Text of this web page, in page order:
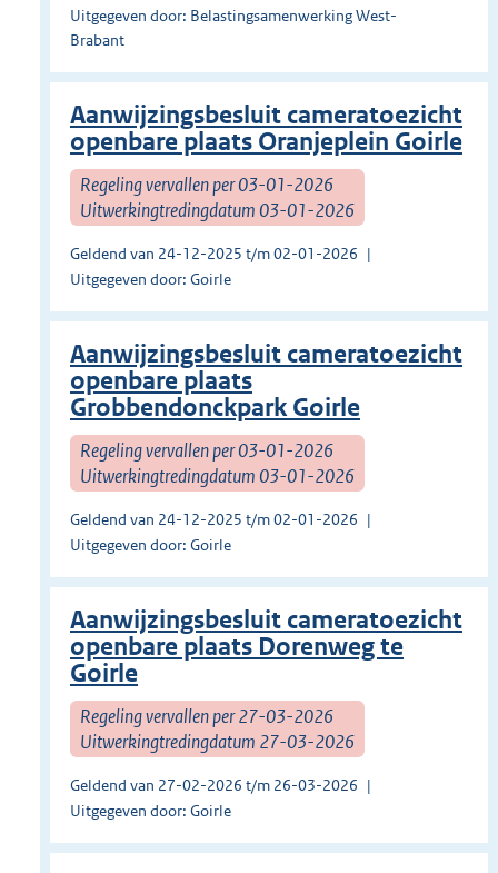
Uitgegeven door: Belastingsamenwerking West-
Brabant
Aanwijzingsbesluit cameratoezicht
openbare plaats Oranjeplein Goirle
Regeling vervallen per 03-01-2026
Uitwerkingtredingdatum 03-01-2026
Geldend van 24-12-2025 t/m 02-01-2026
Uitgegeven door: Goirle
Aanwijzingsbesluit cameratoezicht
openbare plaats
Grobbendonckpark Goirle
Regeling vervallen per 03-01-2026
Uitwerkingtredingdatum 03-01-2026
Geldend van 24-12-2025 t/m 02-01-2026
Uitgegeven door: Goirle
Aanwijzingsbesluit cameratoezicht
openbare plaats Dorenweg te
Goirle
Regeling vervallen per 27-03-2026
Uitwerkingtredingdatum 27-03-2026
Geldend van 27-02-2026 t/m 26-03-2026
Uitgegeven door: Goirle